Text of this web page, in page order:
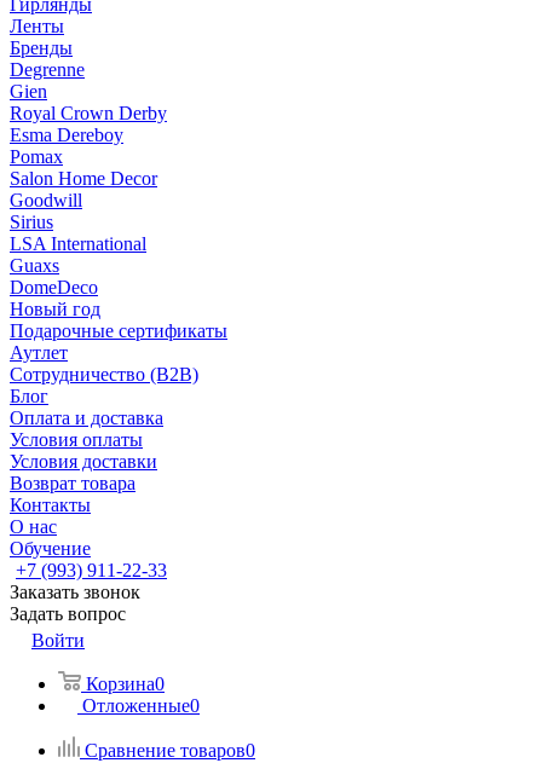
Гирлянды
Ленты
Бренды
Degrenne
Gien
Royal Crown Derby
Esma Dereboy
Pomax
Salon Home Decor
Goodwill
Sirius
LSA International
Guaxs
DomeDeco
Новый год
Подарочные сертификаты
Аутлет
Сотрудничество (B2B)
Блог
Оплата и доставка
Условия оплаты
Условия доставки
Возврат товара
Контакты
О нас
Обучение
+7 (993) 911-22-33
Заказать звонок
Задать вопрос
Войти
Корзина0
Отложенные0
Сравнение товаров0